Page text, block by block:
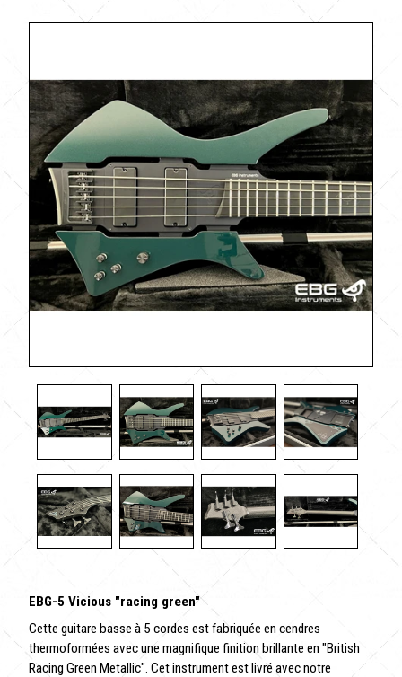
EBG-5 Vicious "racing green"
Cette guitare basse à 5 cordes est fabriquée en cendres
thermoformées avec une magnifique finition brillante en "British
Racing Green Metallic". Cet instrument est livré avec notre